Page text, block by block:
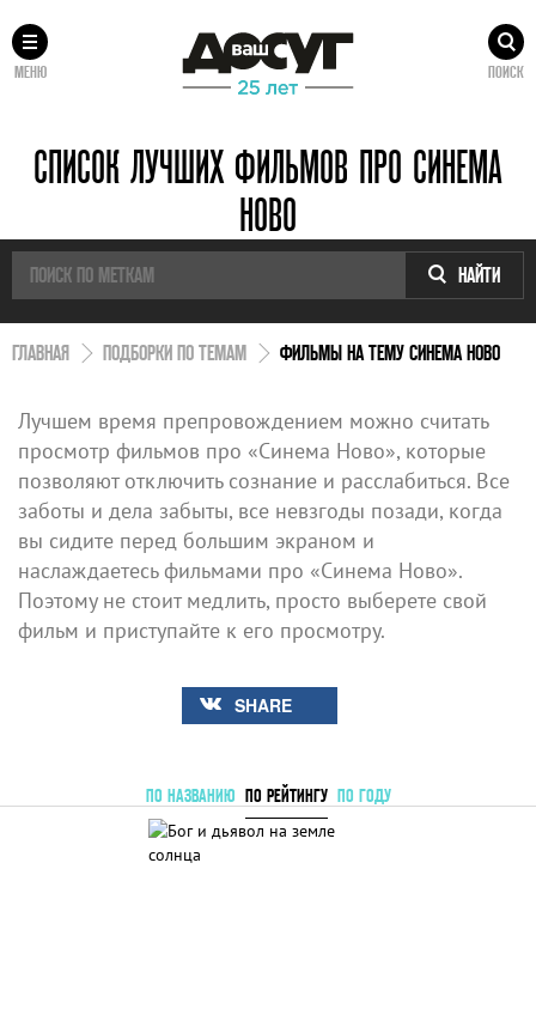
МЕНЮ ПОИСК
СПИСОК ЛУЧШИХ ФИЛЬМОВ ПРО СИНЕМА
НОВО
НАЙТИ
ГЛАВНАЯ ПОДБОРКИ ПО ТЕМАМ ФИЛЬМЫ НА ТЕМУ СИНЕМА НОВО
Лучшем время препровождением можно считать
просмотр фильмов про «Синема Ново», которые
позволяют отключить сознание и расслабиться. Все
заботы и дела забыты, все невзгоды позади, когда
вы сидите перед большим экраном и
наслаждаетесь фильмами про «Синема Ново».
Поэтому не стоит медлить, просто выберете свой
фильм и приступайте к его просмотру.
SHARE
ПО НАЗВАНИЮ ПО РЕЙТИНГУ ПО ГОДУ